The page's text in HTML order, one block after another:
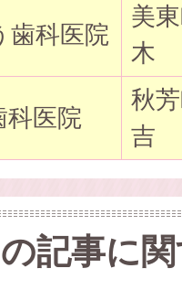
歯科医院
美
木
科医院
秋
吉
記事に